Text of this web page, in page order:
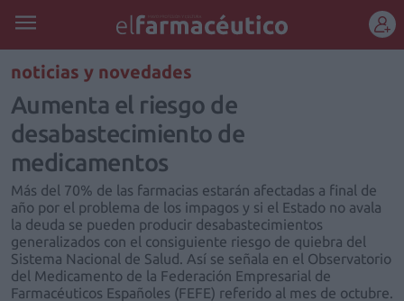
REGÍSTRATE
noticias y novedades
Aumenta el riesgo de
desabastecimiento de
medicamentos
Más del 70% de las farmacias estarán afectadas a final de
año por el problema de los impagos y si el Estado no avala
la deuda se pueden producir desabastecimientos
generalizados con el consiguiente riesgo de quiebra del
Sistema Nacional de Salud. Así se señala en el Observatorio
del Medicamento de la Federación Empresarial de
Farmacéuticos Españoles (FEFE) referido al mes de octubre.